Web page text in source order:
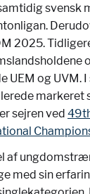
svensk
2025.
UEM og UVM.
markeret
sejren ved
af
med sin